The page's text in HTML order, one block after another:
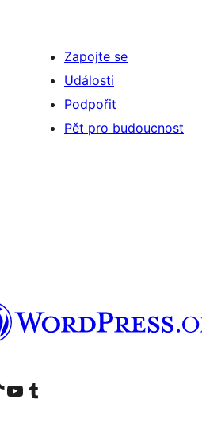
Zapojte se
Události
Podpořit
Pět pro budoucnost
TikTok účet
Navštivte náš YouTube kanálNavštivte náš Tumblr účet